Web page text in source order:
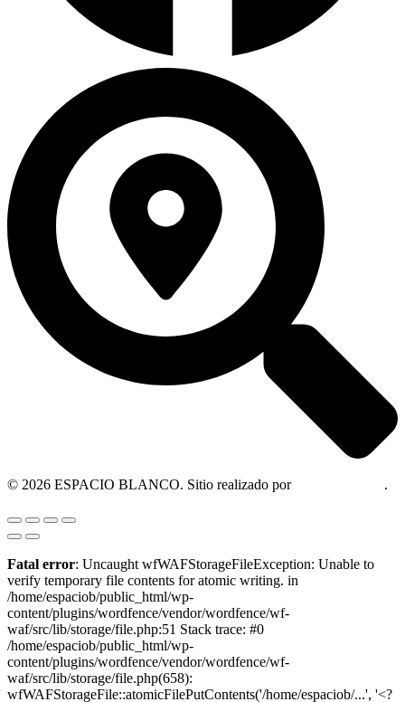
© 2026 ESPACIO BLANCO. Sitio realizado por .
Fatal error: Uncaught wfWAFStorageFileException: Unable to
verify temporary file contents for atomic writing. in
/home/espaciob/public_html/wp-
content/plugins/wordfence/vendor/wordfence/wf-
waf/src/lib/storage/file.php:51 Stack trace: #0
/home/espaciob/public_html/wp-
content/plugins/wordfence/vendor/wordfence/wf-
waf/src/lib/storage/file.php(658):
wfWAFStorageFile::atomicFilePutContents('/home/espaciob/...', '<?